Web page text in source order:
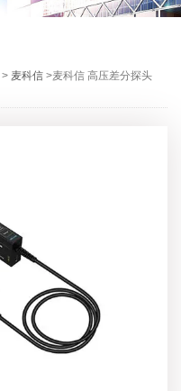
> 麦科信 >麦科信 高压差分探头